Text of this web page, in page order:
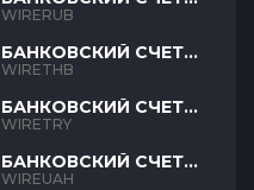
RUB
WIRERUB
БАНКОВСКИЙ СЧЕТ
THB
WIRETHB
БАНКОВСКИЙ СЧЕТ
TRY
WIRETRY
БАНКОВСКИЙ СЧЕТ
UAH
WIREUAH